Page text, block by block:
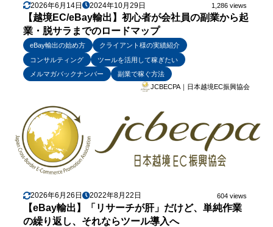
2026年6月14日 2024年10月29日 1,286 views
【越境EC/eBay輸出】初心者が会社員の副業から起
業・脱サラまでのロードマップ
eBay輸出の始め方
クライアント様の実績紹介
コンサルティング
ツールを活用して稼ぎたい
メルマガバックナンバー
副業で稼ぐ方法
JCBECPA｜日本越境EC振興協会
2026年6月26日 2022年8月22日 604 views
【eBay輸出】「リサーチが肝」だけど、単純作業
の繰り返し、それならツール導入へ